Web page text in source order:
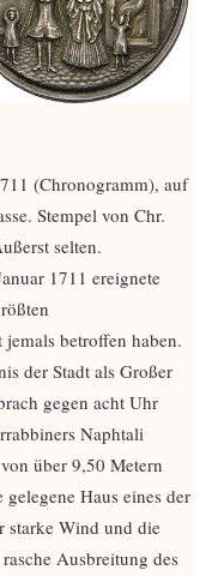
(Chronogramm), auf
Stempel von Chr.
selten.
1711 ereignete
betroffen haben.
der Stadt als Großer
gegen acht Uhr
Naphtali
über 9,50 Metern
Haus eines der
starke Wind und die
Ausbreitung des